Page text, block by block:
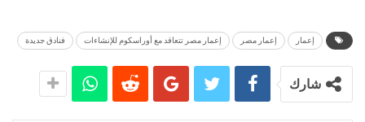
إعمار إعمار مصر إعمار مصر تتعاقد مع أوراسكوم للإنشاءات فنادق جديدة
شارك